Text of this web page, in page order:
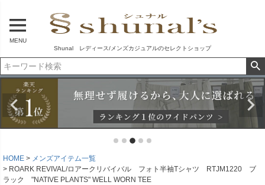
MENU
Shunal レディース/メンズカジュアルのセレクトショップ
HOME
メンズアイテム一覧
ROARK REVIVAL/ロアークリバイバル フォト半袖Tシャツ RTJM1220 ブ
ラック "NATIVE PLANTS" WELL WORN TEE